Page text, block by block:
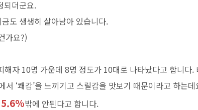
되더군요.
도 생생히 살아남아 있습니다.
가요?)
해자 10명 가운데 8명 정도가 10대로 나타났다고 합니다
‘쾌감’을 느끼기고 스릴감을 맛보기 때문이라고 하는데
5.6%밖에 안된다고 합니다.